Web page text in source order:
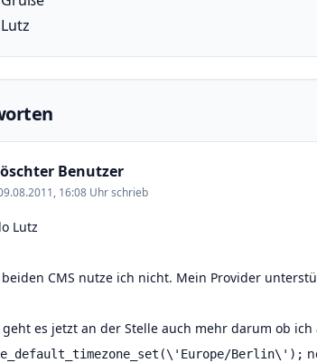
Lutz
Benutzer
16:08 Uhr schrieb
Lutz
beiden CMS nutze ich nicht. Mein Provider
es jetzt an der Stelle auch mehr darum ob ich
Berlin\');